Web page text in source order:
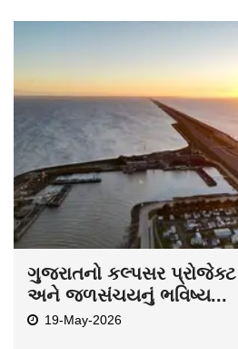
ગુજરાતનો કલ્પસર પ્રોજેક્ટ
અને જળસંચયનું ભવિષ્ય...
19-May-2026